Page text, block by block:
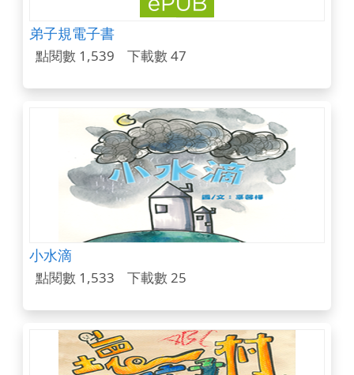
弟子規電子書
點閱數 1,539 下載數 47
小水滴
點閱數 1,533 下載數 25